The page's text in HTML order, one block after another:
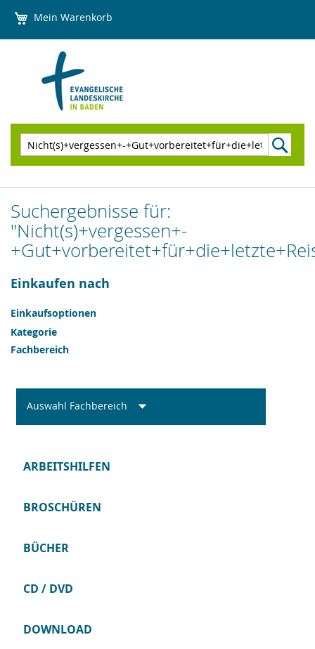
Mein Warenkorb
zum
Suchen
Suchergebnisse für:
"Nicht(s)+vergessen+-
Einkaufen nach
Einkaufsoptionen
Kategorie
Fachbereich
Auswahl Fachbereich
ARBEITSHILFEN
BROSCHÜREN
BÜCHER
CD / DVD
DOWNLOAD